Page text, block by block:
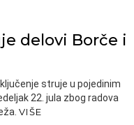
delovi Borče i
struje u pojedinim
22. jula zbog radova
VIŠE